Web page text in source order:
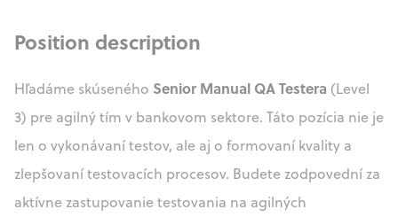
Position description
Hľadáme skúseného Senior Manual QA Testera (Level
3) pre agilný tím v bankovom sektore. Táto pozícia nie je
len o vykonávaní testov, ale aj o formovaní kvality a
zlepšovaní testovacích procesov. Budete zodpovední za
aktívne zastupovanie testovania na agilných